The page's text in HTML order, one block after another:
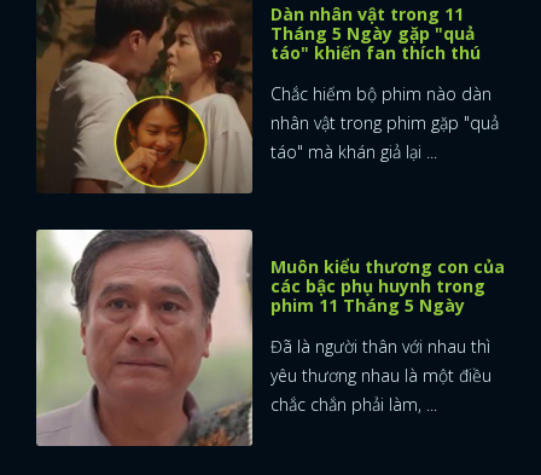
x
ĐĂNG NHẬP
Dàn nhân vật trong 11
Tháng 5 Ngày gặp "quả
táo" khiến fan thích thú
Chắc hiếm bộ phim nào dàn
nhân vật trong phim gặp "quả
táo" mà khán giả lại ...
Muôn kiểu thương con của
các bậc phụ huynh trong
phim 11 Tháng 5 Ngày
Đã là người thân với nhau thì
yêu thương nhau là một điều
chắc chắn phải làm, ...